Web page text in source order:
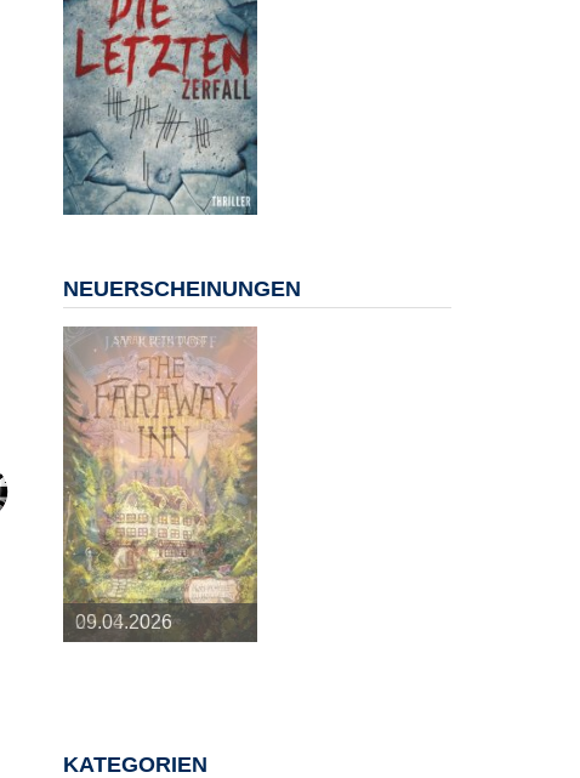
NEUERSCHEINUNGEN
25.03.2026
09.04.2026
20.05.2026
10.06.2026
13.08.2026
KATEGORIEN